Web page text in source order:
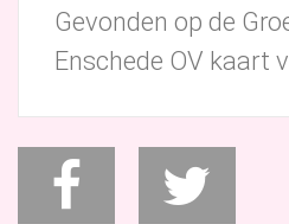
Gevonden op de
Enschede OV kaart